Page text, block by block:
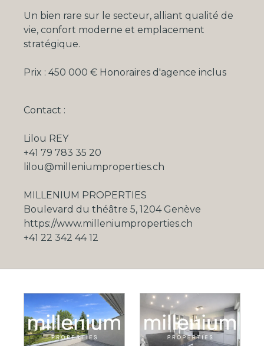
Un bien rare sur le secteur, alliant qualité de
vie, confort moderne et emplacement
stratégique.
Prix : 450 000 € Honoraires d'agence inclus
Contact :
Lilou REY
+41 79 783 35 20
lilou@milleniumproperties.ch
MILLENIUM PROPERTIES
Boulevard du théâtre 5, 1204 Genève
https://www.milleniumproperties.ch
+41 22 342 44 12